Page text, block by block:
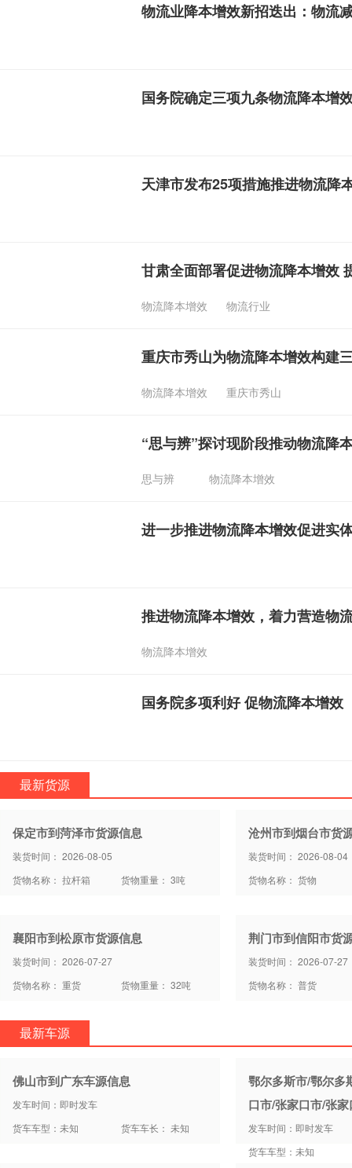
物流业降本增效新招迭出：物流
国务院确定三项九条物流降本增
天津市发布25项措施推进物流降
甘肃全面部署促进物流降本增效
物流降本增效 物流行业
重庆市秀山为物流降本增效构建
物流降本增效 重庆市秀山
“思与辨”探讨现阶段推动物流降
思与辨 物流降本增效
进一步推进物流降本增效促进实
推进物流降本增效，着力营造物
物流降本增效
国务院多项利好 促物流降本增效
最新货源
保定市到菏泽市货源信息
装货时间： 2026-08-05
货物名称： 拉杆箱
货物重量： 3吨
沧州市到烟台市货
装货时间： 2026-08-04
货物名称： 货物
襄阳市到松原市货源信息
装货时间： 2026-07-27
货物名称： 重货
货物重量： 32吨
荆门市到信阳市货
装货时间： 2026-07-27
货物名称： 普货
最新车源
佛山市到广东车源信息
发车时间：即时发车
货车车型：未知
货车车长： 未知
鄂尔多斯市/鄂尔多
口市/张家口市/张
发车时间：即时发车
货车车型：未知